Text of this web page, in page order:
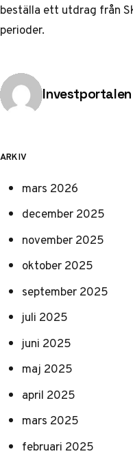
beställa ett utdrag från
perioder.
Publicerad av
Investportalen
ARKIV
mars 2026
december 2025
november 2025
oktober 2025
september 2025
juli 2025
juni 2025
maj 2025
april 2025
mars 2025
februari 2025